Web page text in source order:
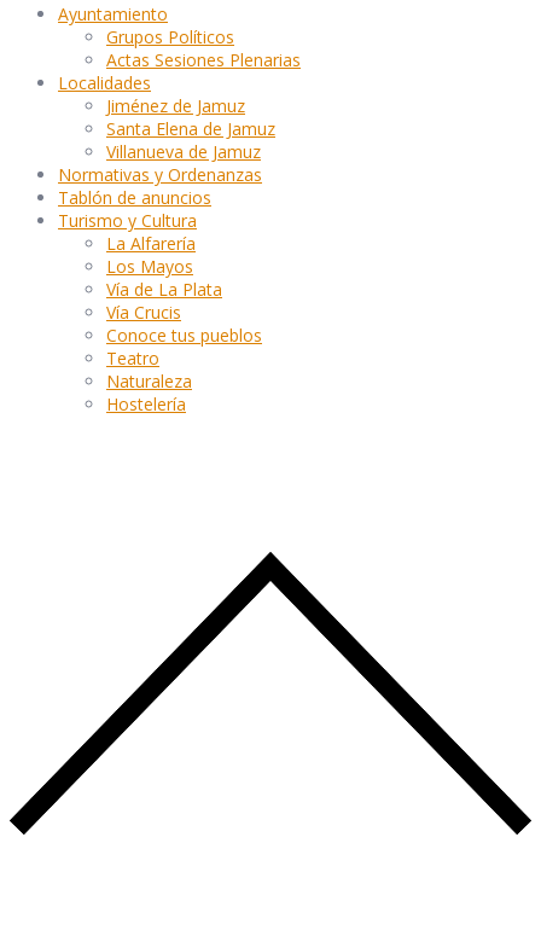
Ayuntamiento
Grupos Políticos
Actas Sesiones Plenarias
Localidades
Jiménez de Jamuz
Santa Elena de Jamuz
Villanueva de Jamuz
Normativas y Ordenanzas
Tablón de anuncios
Turismo y Cultura
La Alfarería
Los Mayos
Vía de La Plata
Vía Crucis
Conoce tus pueblos
Teatro
Naturaleza
Hostelería